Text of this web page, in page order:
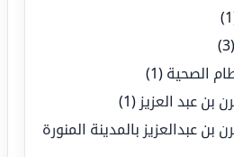
(3)
الصحية (1)
بن عبد العزيز (1)
بن عبدالعزيز بالمدينة المنورة